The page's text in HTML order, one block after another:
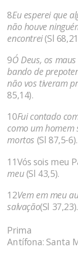
8Eu esperei que
não houve
encontrei(Sl
9Ó Deus, os
bando de
não vos tiveram
85,14).
10Fui contado
como um homem
mortos (Sl 87,5-6).
11Vós sois meu
meu(Sl 43,5).
12Vem em meu
salvação(Sl 37,23).
Prima
Antífona: Santa